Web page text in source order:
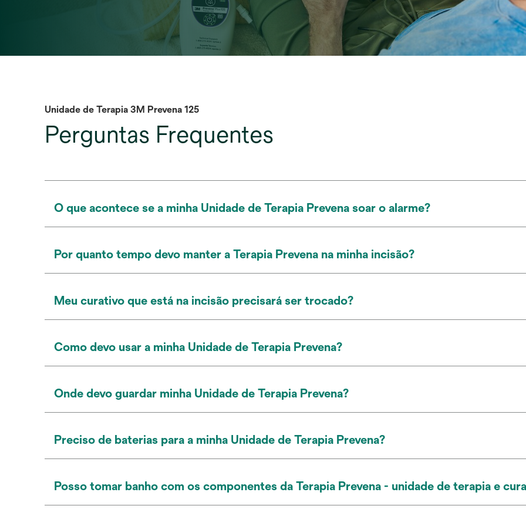
Unidade de Terapia 3M Prevena 125
Perguntas Frequentes
O que acontece se a minha Unidade de Terapia Prevena soar o alarme?
Por quanto tempo devo manter a Terapia Prevena na minha incisão?
Meu curativo que está na incisão precisará ser trocado?
Como devo usar a minha Unidade de Terapia Prevena?
Onde devo guardar minha Unidade de Terapia Prevena?
Preciso de baterias para a minha Unidade de Terapia Prevena?
Posso tomar banho com os componentes da Terapia Prevena - unidade de terapia e